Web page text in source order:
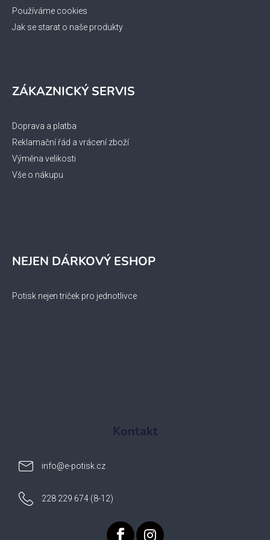
Používáme cookies
Jak se starat o naše produkty
ZÁKAZNICKÝ SERVIS
Doprava a platba
Reklamační řád a vrácení zboží
Výměna velikosti
Vše o nákupu
NEJEN DÁRKOVÝ ESHOP
Potisk nejen triček pro jednotlivce
Kontakt
info@e-potisk.cz
228 229 674 (8-12)